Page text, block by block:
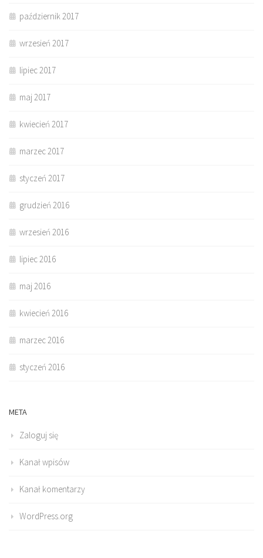
październik 2017
wrzesień 2017
lipiec 2017
maj 2017
kwiecień 2017
marzec 2017
styczeń 2017
grudzień 2016
wrzesień 2016
lipiec 2016
maj 2016
kwiecień 2016
marzec 2016
styczeń 2016
META
Zaloguj się
Kanał wpisów
Kanał komentarzy
WordPress.org